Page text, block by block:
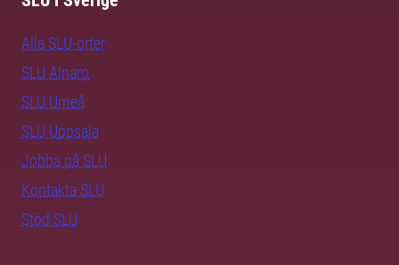
Alla SLU-orter
SLU Alnarp
SLU Umeå
SLU Uppsala
Jobba på SLU
Kontakta SLU
Stöd SLU